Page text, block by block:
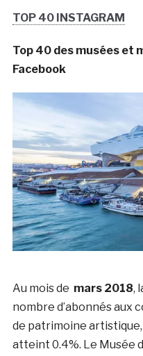
TOP 40 INSTAGRAM
Top 40 des musées et
Facebook
Au mois de mars 2018,
nombre d’abonnés aux
de patrimoine
atteint 0.4%. Le Musée